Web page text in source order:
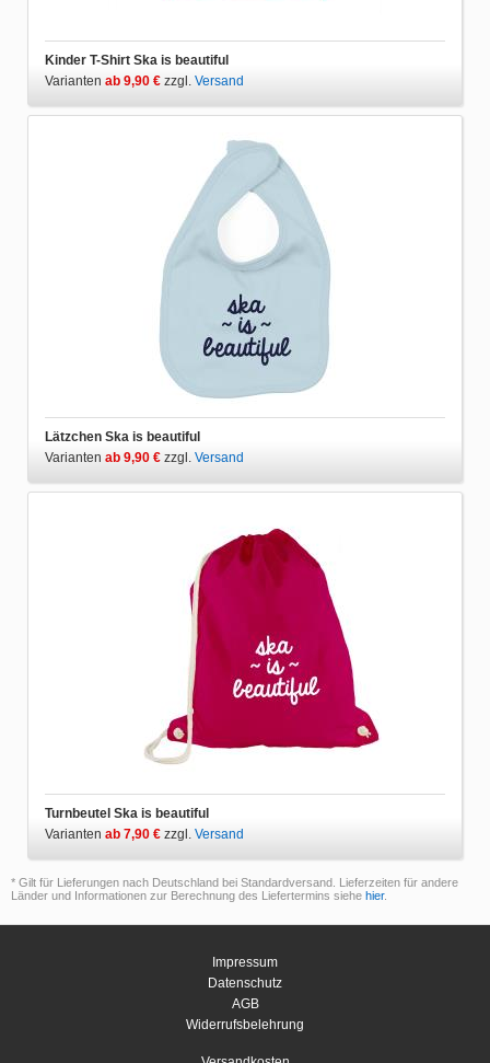
Kinder T-Shirt Ska is beautiful
Varianten ab 9,90 € zzgl. Versand
Lätzchen Ska is beautiful
Varianten ab 9,90 € zzgl. Versand
Turnbeutel Ska is beautiful
Varianten ab 7,90 € zzgl. Versand
* Gilt für Lieferungen nach Deutschland bei Standardversand. Lieferzeiten für andere
Länder und Informationen zur Berechnung des Liefertermins siehe hier.
Impressum
Datenschutz
AGB
Widerrufsbelehrung